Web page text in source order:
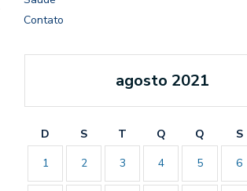
Contato
agosto 2021
D S T Q Q S
1
2 3 4 5 6